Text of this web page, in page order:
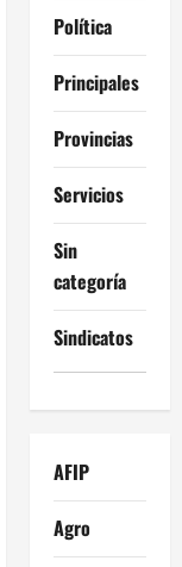
Política
Principales
Provincias
Servicios
Sin
categoría
Sindicatos
AFIP
Agro